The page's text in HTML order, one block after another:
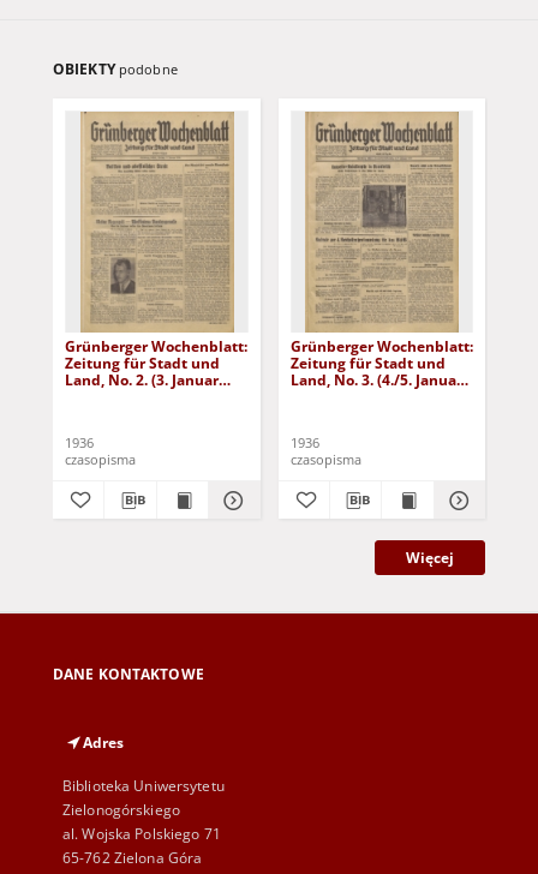
OBIEKTY podobne
Grünberger Wochenblatt:
Zeitung für Stadt und
Land, No. 2. (3. Januar
1936
czasopisma
Grünberger Wochenblatt:
Zeitung für Stadt und
Land, No. 3. (4./5. Januar
1936
czasopisma
Więcej
DANE KONTAKTOWE
Adres
Biblioteka Uniwersytetu
Zielonogórskiego
al. Wojska Polskiego 71
65-762 Zielona Góra